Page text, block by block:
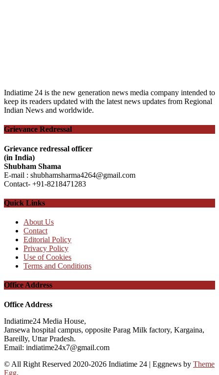
Indiatime 24 is the new generation news media company intended to
keep its readers updated with the latest news updates from Regional
Indian News and worldwide.
Grievance Redressal
Grievance redressal officer
(in India)
Shubham Shama
E-mail : shubhamsharma4264@gmail.com
Contact- +91-8218471283
Quick Links
About Us
Contact
Editorial Policy
Privacy Policy
Use of Cookies
Terms and Conditions
Office Address
Office Address
Indiatime24 Media House,
Jansewa hospital campus, opposite Parag Milk factory, Kargaina,
Bareilly, Uttar Pradesh.
Email: indiatime24x7@gmail.com
© All Right Reserved 2020-2026 Indiatime 24 | Eggnews by Theme
Egg.